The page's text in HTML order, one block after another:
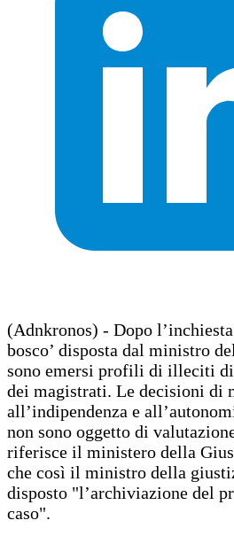
(Adnkronos) - Dopo
bosco’ disposta dal ministro
sono emersi profili di illeciti
dei magistrati. Le decisioni di
all’indipendenza e
non sono oggetto di
riferisce il ministero della
che così il ministro della
disposto "l’archiviazione del
caso".